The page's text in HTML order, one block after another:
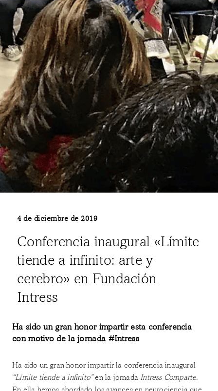
4 de diciembre de 2019
Conferencia inaugural «Límite
tiende a infinito: arte y
cerebro» en Fundación
Intress
Ha sido un gran honor impartir esta conferencia
con motivo de la jornada #Intress
Ha sido un gran honor impartir la conferencia inaugural
“Límite tiende a infinito”en la jornada Intress Comparte.